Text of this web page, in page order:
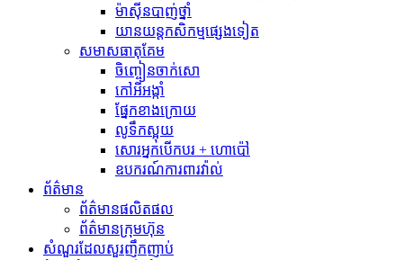
ម៉ាស៊ីនបាញ់ថ្នាំ
យានយន្តកសិកម្មផ្សេងទៀត
សមាសធាតុ​គែម
ចិញ្ចៀនចាក់សោ
កៅអីអង្កាំ
ផ្នែកខាងក្រោយ
លូទឹកស្អុយ
សោរអ្នកបើកបរ + ហោប៉ៅ
ឧបករណ៍ការពារវ៉ាល់
ព័ត៌មាន
ព័ត៌មានផលិតផល
ព័ត៌មានក្រុមហ៊ុន
សំណួរដែលសួរញឹកញាប់